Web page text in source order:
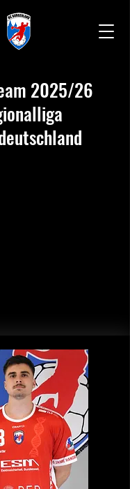
2025/26